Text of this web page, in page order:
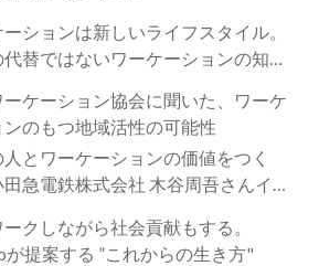
ーションは新しいライフスタイル。
替ではないワーケーションの知ら
ーケーション協会に聞いた、ワーケ
ンのもつ地域活性の可能性
とワーケーションの価値をつく
田急電鉄株式会社 木谷周吾さんイン
クしながら社会貢献もする。
が提案する ”これからの生き方"